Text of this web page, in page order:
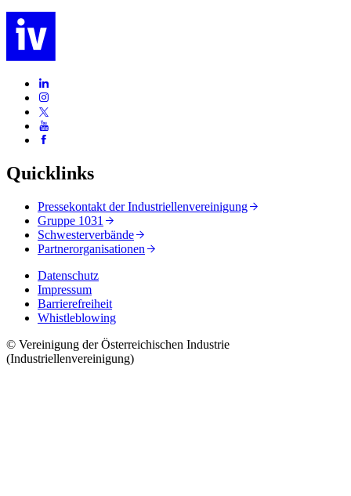
Quicklinks
Pressekontakt der Industriellenvereinigung
Gruppe 1031
Schwesterverbände
Partnerorganisationen
Datenschutz
Impressum
Barrierefreiheit
Whistleblowing
© Vereinigung der Österreichischen Industrie
(Industriellenvereinigung)